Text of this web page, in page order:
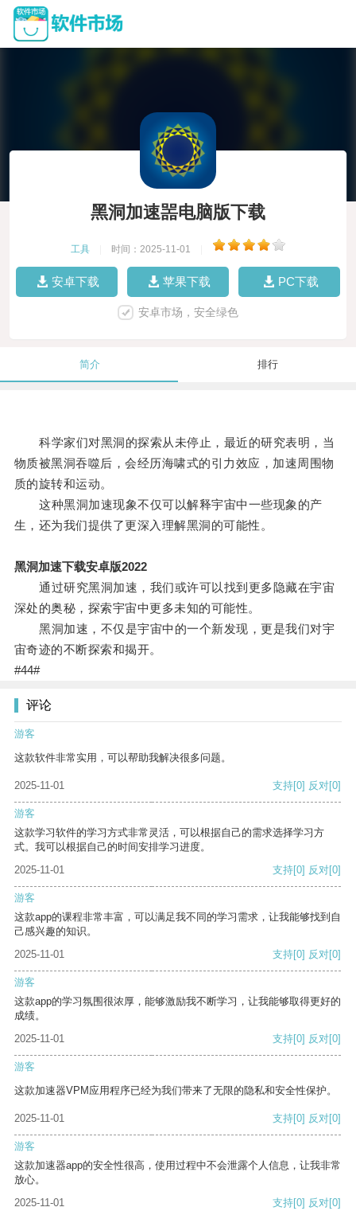
黑洞加速噐电脑版下载
工具 时间：2025-11-01
安卓下载 苹果下载 PC下载
安卓市场，安全绿色
简介 排行
科学家们对黑洞的探索从未停止，最近的研究表明，当
物质被黑洞吞噬后，会经历海啸式的引力效应，加速周围物
质的旋转和运动。
这种黑洞加速现象不仅可以解释宇宙中一些现象的产
生，还为我们提供了更深入理解黑洞的可能性。
黑洞加速下载安卓版2022
通过研究黑洞加速，我们或许可以找到更多隐藏在宇宙
深处的奥秘，探索宇宙中更多未知的可能性。
黑洞加速，不仅是宇宙中的一个新发现，更是我们对宇
宙奇迹的不断探索和揭开。
#44#
评论
游客
这款软件非常实用，可以帮助我解决很多问题。
2025-11-01 支持[0] 反对[0]
游客
这款学习软件的学习方式非常灵活，可以根据自己的需求选择学习方
式。我可以根据自己的时间安排学习进度。
2025-11-01
支持[0] 反对[0]
游客
这款app的课程非常丰富，可以满足我不同的学习需求，让我能够找到自
己感兴趣的知识。
2025-11-01
支持[0] 反对[0]
游客
这款app的学习氛围很浓厚，能够激励我不断学习，让我能够取得更好的
成绩。
2025-11-01
支持[0] 反对[0]
游客
这款加速器VPM应用程序已经为我们带来了无限的隐私和安全性保护。
2025-11-01 支持[0] 反对[0]
游客
这款加速器app的安全性很高，使用过程中不会泄露个人信息，让我非常
放心。
2025-11-01
支持[0] 反对[0]